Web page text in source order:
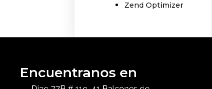
Zend Optimizer
Encuentranos en